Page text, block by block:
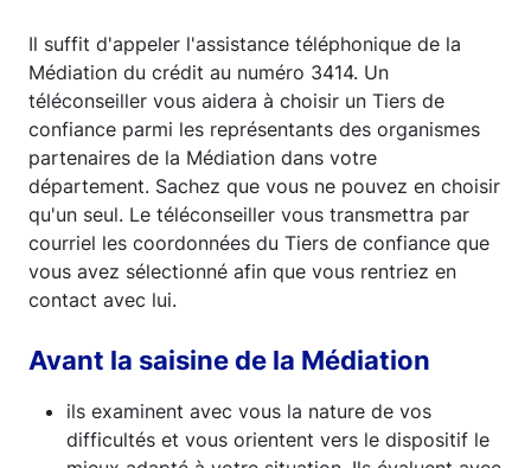
Il suffit d'appeler l'assistance téléphonique de la
Médiation du crédit au numéro 3414. Un
téléconseiller vous aidera à choisir un Tiers de
confiance parmi les représentants des organismes
partenaires de la Médiation dans votre
département. Sachez que vous ne pouvez en choisir
qu'un seul. Le téléconseiller vous transmettra par
courriel les coordonnées du Tiers de confiance que
vous avez sélectionné afin que vous rentriez en
contact avec lui.
Avant la saisine de la Médiation
ils examinent avec vous la nature de vos
difficultés et vous orientent vers le dispositif le